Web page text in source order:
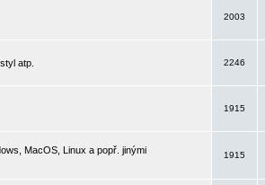
2003
atp.
2246
1915
MacOS, Linux a popř. jinými
1915